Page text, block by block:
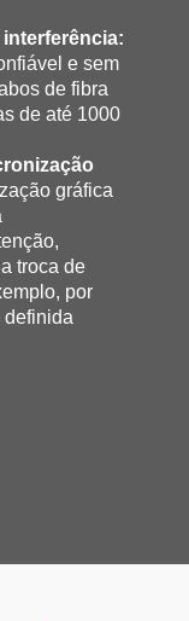
e sem
de fibra
de até 1000
gráfica
troca de
por
definida